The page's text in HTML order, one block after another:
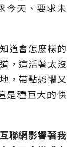
今天、要求未
道會怎麼樣的
，這活著太沒
，帶點恐懼又
是種巨大的快
聯網影響著我